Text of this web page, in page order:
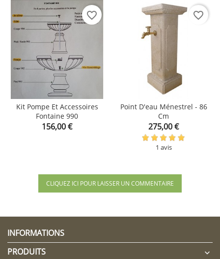
Kit Pompe Et Accessoires
Fontaine 990
Prix
156,00 €
favorite_border
Point D'eau Ménestrel - 86
Cm
Prix
275,00 €
1 avis
favorite_border
CLIQUEZ ICI POUR LAISSER UN COMMENTAIRE
INFORMATIONS
PRODUITS
